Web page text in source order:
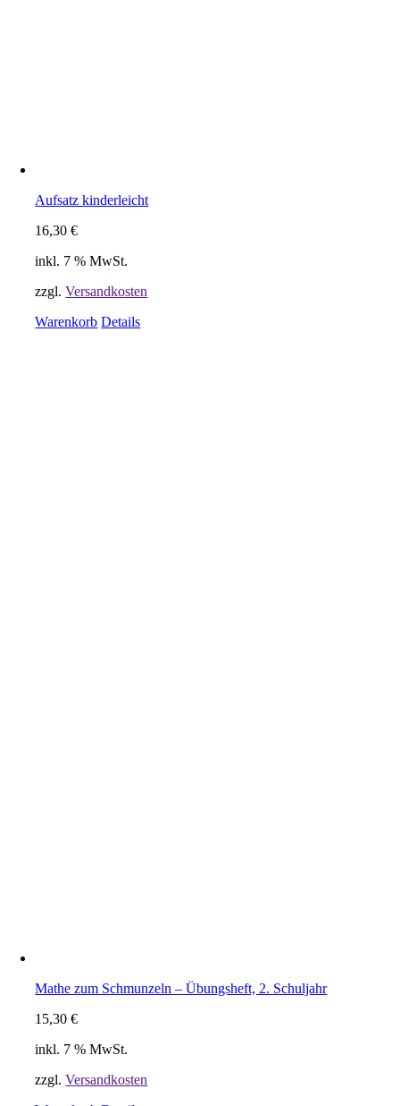
Aufsatz kinderleicht
16,30€
inkl. 7 % MwSt.
zzgl.Versandkosten
Warenkorb Details
Mathe zum Schmunzeln – Übungsheft, 2. Schuljahr
15,30€
inkl. 7 % MwSt.
zzgl.Versandkosten